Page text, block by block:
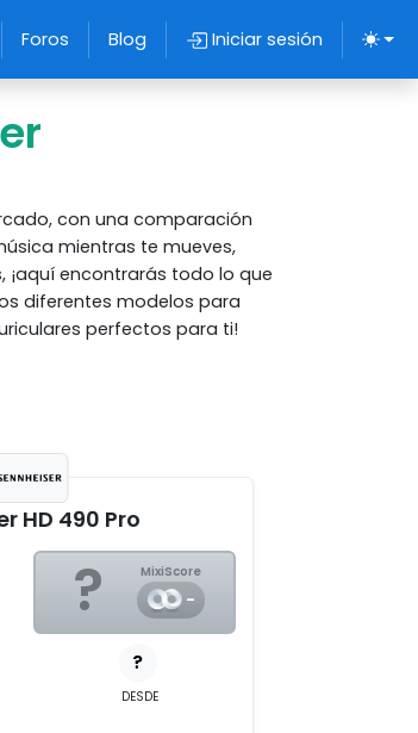
Foros Blog Iniciar sesión
con una comparación
mientras te mueves,
encontrarás todo lo que
diferentes modelos para
perfectos para ti!
HD 490 Pro
? MixiScore
-
?
DESDE